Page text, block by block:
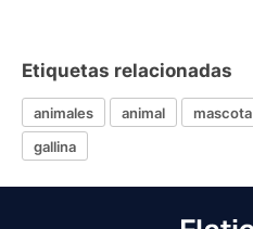
Etiquetas relacionadas
animales animal mascota
gallina